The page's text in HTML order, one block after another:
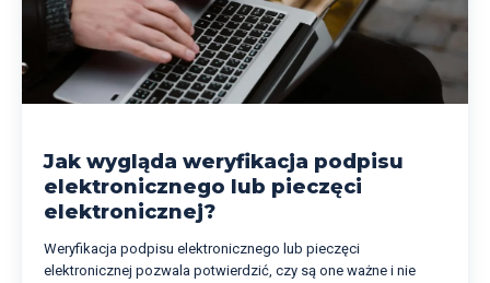
Jak wygląda weryfikacja podpisu
elektronicznego lub pieczęci
elektronicznej?
Weryfikacja podpisu elektronicznego lub pieczęci
elektronicznej pozwala potwierdzić, czy są one ważne i nie